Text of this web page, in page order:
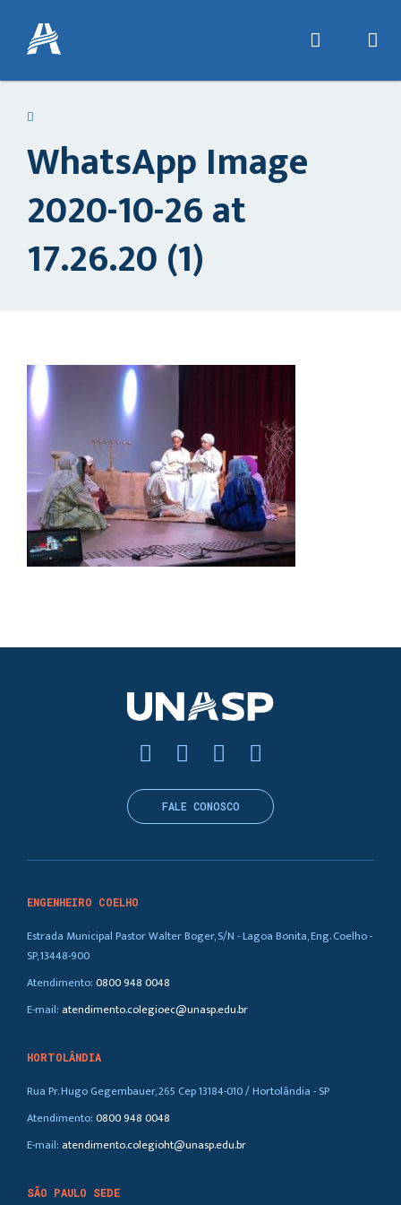
WhatsApp Image
2020-10-26 at
17.26.20 (1)
ENGENHEIRO COELHO
Estrada Municipal Pastor Walter Boger, S/N - Lagoa Bonita, Eng. Coelho -
SP, 13448-900
Atendimento:0800 948 0048
E-mail: atendimento.colegioec@unasp.edu.br
HORTOLÂNDIA
Rua Pr. Hugo Gegembauer, 265 Cep 13184-010 / Hortolândia - SP
Atendimento:0800 948 0048
E-mail: atendimento.colegioht@unasp.edu.br
SÃO PAULO SEDE
FALE CONOSCO